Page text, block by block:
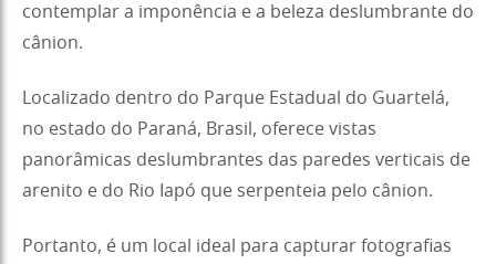
contemplar a imponência e a beleza deslumbrante do
cânion.
Localizado dentro do Parque Estadual do Guartelá,
no estado do Paraná, Brasil, oferece vistas
panorâmicas deslumbrantes das paredes verticais de
arenito e do Rio Iapó que serpenteia pelo cânion.
Portanto, é um local ideal para capturar fotografias